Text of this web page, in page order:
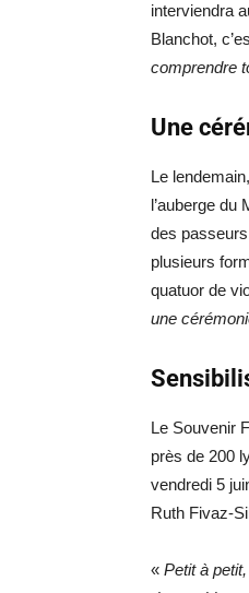
interviendra
Blanchot,
comprendre
Une
Le
l’auberge
des
plusieurs
quatuor de
une
Le Souvenir
près de 200
vendredi 5
Ruth Fivaz-
« Petit à